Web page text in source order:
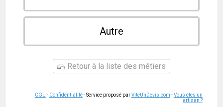
Autre
Retour à la liste des métiers
CGU - Confidentialité- Service proposé parViteUnDevis.com -Vous êtes un
artisan ?